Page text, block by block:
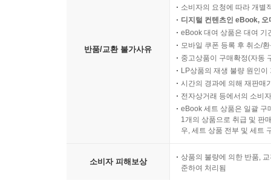
반품/교환 불가사유
소비자의 요청에 따라 개별
디지털 컨텐츠인 eBook,
eBook 대여 상품은 대여 기
모바일 쿠폰 등록 후 취소/
중고상품이 구매확정(자동
LP상품의 재생 불량 원인
시간의 경과에 의해 재판매
전자상거래 등에서의 소비
eBook 세트 상품은 일괄 구
1개의 상품으로 취급 및 판
우, 세트 상품 전부 및 세트
소비자 피해보상
상품의 불량에 의한 반품,
준하여 처리됨